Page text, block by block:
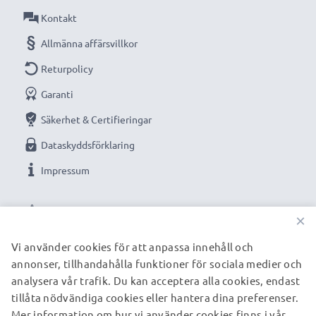
Anslutning 2: USB A adapter
Version: USB 2.0
Färg: svart
Optimerad för bland annat:
1300 1310 1400 1410 20 Easy 20 Plus 2100 2100 max
2110 GPS, navigator, tracker med flera.
specialist som endast erbjuder kvalitetsprodukter.
Därför har vi en garanti på 36 månader!
VÅRA BETALNINGSALTERNATIV
Kontakt
Allmänna affärsvillkor
Returpolicy
Garanti
Säkerhet & Certifieringar
Dataskyddsförklaring
Impressum
VÅRA FRAKTPARTNERS
×
Vi använder cookies för att anpassa innehåll och
annonser, tillhandahålla funktioner för sociala medier och
analysera vår trafik. Du kan acceptera alla cookies, endast
tillåta nödvändiga cookies eller hantera dina preferenser.